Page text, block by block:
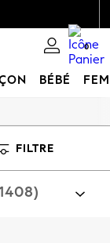
0
BÉBÉ
FILTRE